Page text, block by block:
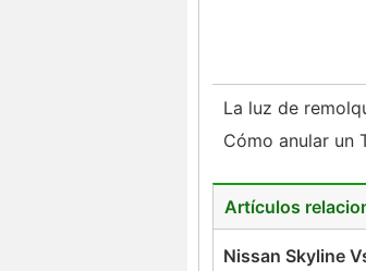
La luz de
Cómo anular un
Artículos
Nissan Skyline